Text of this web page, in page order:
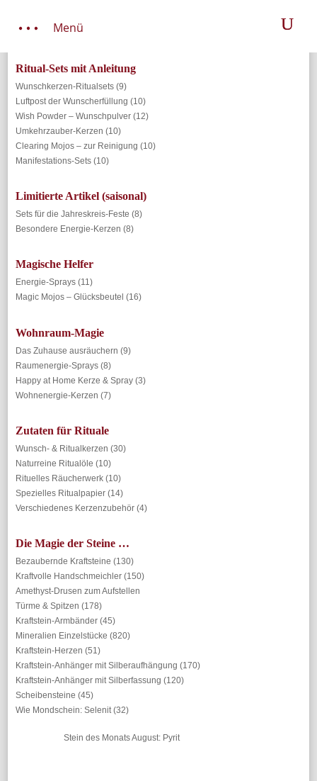
Menü
Ritual-Sets mit Anleitung
Wunschkerzen-Ritualsets(9)
Luftpost der Wunscherfüllung (10)
Wish Powder – Wunschpulver(12)
Umkehrzauber-Kerzen (10)
Clearing Mojos – zur Reinigung (10)
Manifestations-Sets(10)
Limitierte Artikel (saisonal)
Sets für die Jahreskreis-Feste (8)
Besondere Energie-Kerzen (8)
Magische Helfer
Energie-Sprays(11)
Magic Mojos – Glücksbeutel (16)
Wohnraum-Magie
Das Zuhause ausräuchern (9)
Raumenergie-Sprays(8)
Happy at Home Kerze & Spray(3)
Wohnenergie-Kerzen (7)
Zutaten für Rituale
Wunsch- & Ritualkerzen (30)
Naturreine Ritualöle (10)
Rituelles Räucherwerk(10)
Spezielles Ritualpapier(14)
Verschiedenes Kerzenzubehör(4)
Die Magie der Steine …
Bezaubernde Kraftsteine (130)
Kraftvolle Handschmeichler (150)
Amethyst-Drusen zum Aufstellen
Türme & Spitzen (178)
Kraftstein-Armbänder(45)
Mineralien Einzelstücke (820)
Kraftstein-Herzen (51)
Kraftstein-Anhänger mit Silberaufhängung (170)
Kraftstein-Anhänger mit Silberfassung (120)
Scheibensteine (45)
Wie Mondschein: Selenit(32)
Stein des Monats August: Pyrit